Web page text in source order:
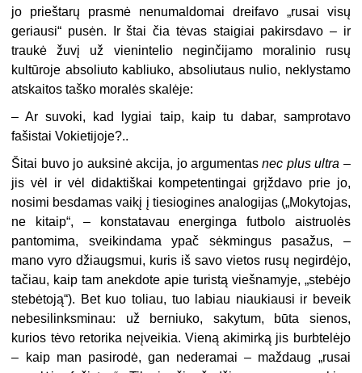
jo prieštarų prasmė nenumaldomai dreifavo „rusai visų
geriausi“ pusėn. Ir štai čia tėvas staigiai pakirsdavo – ir
traukė žuvį už vienintelio neginčijamo moralinio rusų
kultūroje absoliuto kabliuko, absoliutaus nulio, neklystamo
atskaitos taško moralės skalėje:
– Ar suvoki, kad lygiai taip, kaip tu dabar, samprotavo
fašistai Vokietijoje?..
Šitai buvo jo auksinė akcija, jo argumentasnec plus ultra –
jis vėl ir vėl didaktiškai kompetentingai grįždavo prie jo,
nosimi besdamas vaikį į tiesiogines analogijas („Mokytojas,
ne kitaip“, – konstatavau energinga futbolo aistruolės
pantomima, sveikindama ypač sėkmingus pasažus, –
mano vyro džiaugsmui, kuris iš savo vietos rusų negirdėjo,
tačiau, kaip tam anekdote apie turistą viešnamyje, „stebėjo
stebėtoją“). Bet kuo toliau, tuo labiau niaukiausi ir beveik
nebesilinksminau: už berniuko, sakytum, būta sienos,
kurios tėvo retorika neįveikia. Vieną akimirką jis burbtelėjo
– kaip man pasirodė, gan nederamai – maždaug „rusai